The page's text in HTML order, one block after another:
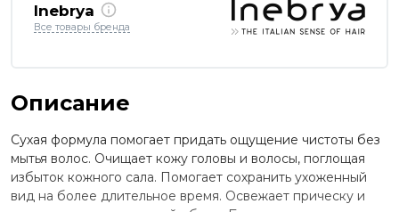
Inebrya
Все товары бренда
Описание
Сухая формула помогает придать ощущение чистоты без
мытья волос. Очищает кожу головы и волосы, поглощая
избыток кожного сала. Помогает сохранить ухоженный
вид на более длительное время. Освежает прическу и